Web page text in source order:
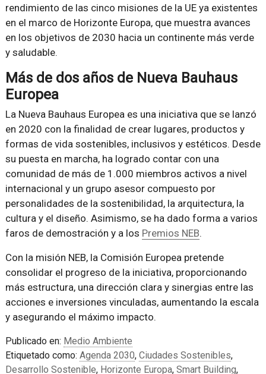
rendimiento de las cinco misiones de la UE ya existentes
en el marco de Horizonte Europa, que muestra avances
en los objetivos de 2030 hacia un continente más verde
y saludable.
Más de dos años de Nueva Bauhaus
Europea
La Nueva Bauhaus Europea es una iniciativa que se lanzó
en 2020 con la finalidad de crear lugares, productos y
formas de vida sostenibles, inclusivos y estéticos. Desde
su puesta en marcha, ha logrado contar con una
comunidad de más de 1.000 miembros activos a nivel
internacional y un grupo asesor compuesto por
personalidades de la sostenibilidad, la arquitectura, la
cultura y el diseño. Asimismo, se ha dado forma a varios
faros de demostración y a los Premios NEB.
Con la misión NEB, la Comisión Europea pretende
consolidar el progreso de la iniciativa, proporcionando
más estructura, una dirección clara y sinergias entre las
acciones e inversiones vinculadas, aumentando la escala
y asegurando el máximo impacto.
Publicado en: Medio Ambiente
Etiquetado como: Agenda 2030, Ciudades Sostenibles,
Desarrollo Sostenible, Horizonte Europa, Smart Building,